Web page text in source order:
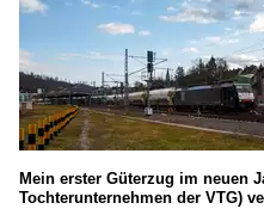
Mein erster Güterzug im neuen
Tochterunternehmen der VTG)